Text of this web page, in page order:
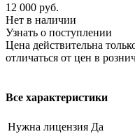
12 000 руб.
Нет в наличии
Узнать о поступлении
Цена действительна
отличаться от цен в
Все характеристики
Нужна лицензия Да